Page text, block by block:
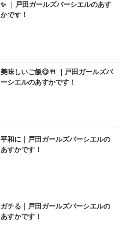
✨ ｜戸田ガールズバーシエルのあす
かです！
美味しいご飯😋🍴 ｜戸田ガールズバ
ーシエルのあすかです！
平和に｜戸田ガールズバーシエルの
あすかです！
ガチる｜戸田ガールズバーシエルの
あすかです！